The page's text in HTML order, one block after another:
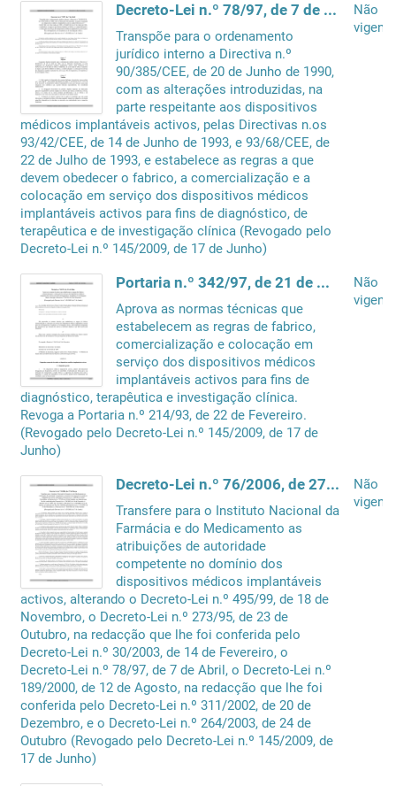
Decreto-Lei n.º 78/97, de 7 de Abril
Transpõe para o ordenamento
jurídico interno a Directiva n.º
90/385/CEE, de 20 de Junho de 1990,
com as alterações introduzidas, na
parte respeitante aos dispositivos
médicos implantáveis activos, pelas Directivas n.os
93/42/CEE, de 14 de Junho de 1993, e 93/68/CEE, de
22 de Julho de 1993, e estabelece as regras a que
devem obedecer o fabrico, a comercialização e a
colocação em serviço dos dispositivos médicos
implantáveis activos para fins de diagnóstico, de
terapêutica e de investigação clínica (Revogado pelo
Decreto-Lei n.º 145/2009, de 17 de Junho)
Não
vigente
Portaria n.º 342/97, de 21 de Maio
Aprova as normas técnicas que
estabelecem as regras de fabrico,
comercialização e colocação em
serviço dos dispositivos médicos
implantáveis activos para fins de
diagnóstico, terapêutica e investigação clínica.
Revoga a Portaria n.º 214/93, de 22 de Fevereiro.
(Revogado pelo Decreto-Lei n.º 145/2009, de 17 de
Junho)
Não
vigente
Decreto-Lei n.º 76/2006, de 27 de Março
Transfere para o Instituto Nacional da
Farmácia e do Medicamento as
atribuições de autoridade
competente no domínio dos
dispositivos médicos implantáveis
activos, alterando o Decreto-Lei n.º 495/99, de 18 de
Novembro, o Decreto-Lei n.º 273/95, de 23 de
Outubro, na redacção que lhe foi conferida pelo
Decreto-Lei n.º 30/2003, de 14 de Fevereiro, o
Decreto-Lei n.º 78/97, de 7 de Abril, o Decreto-Lei n.º
189/2000, de 12 de Agosto, na redacção que lhe foi
conferida pelo Decreto-Lei n.º 311/2002, de 20 de
Dezembro, e o Decreto-Lei n.º 264/2003, de 24 de
Outubro (Revogado pelo Decreto-Lei n.º 145/2009, de
17 de Junho)
Não
vigente